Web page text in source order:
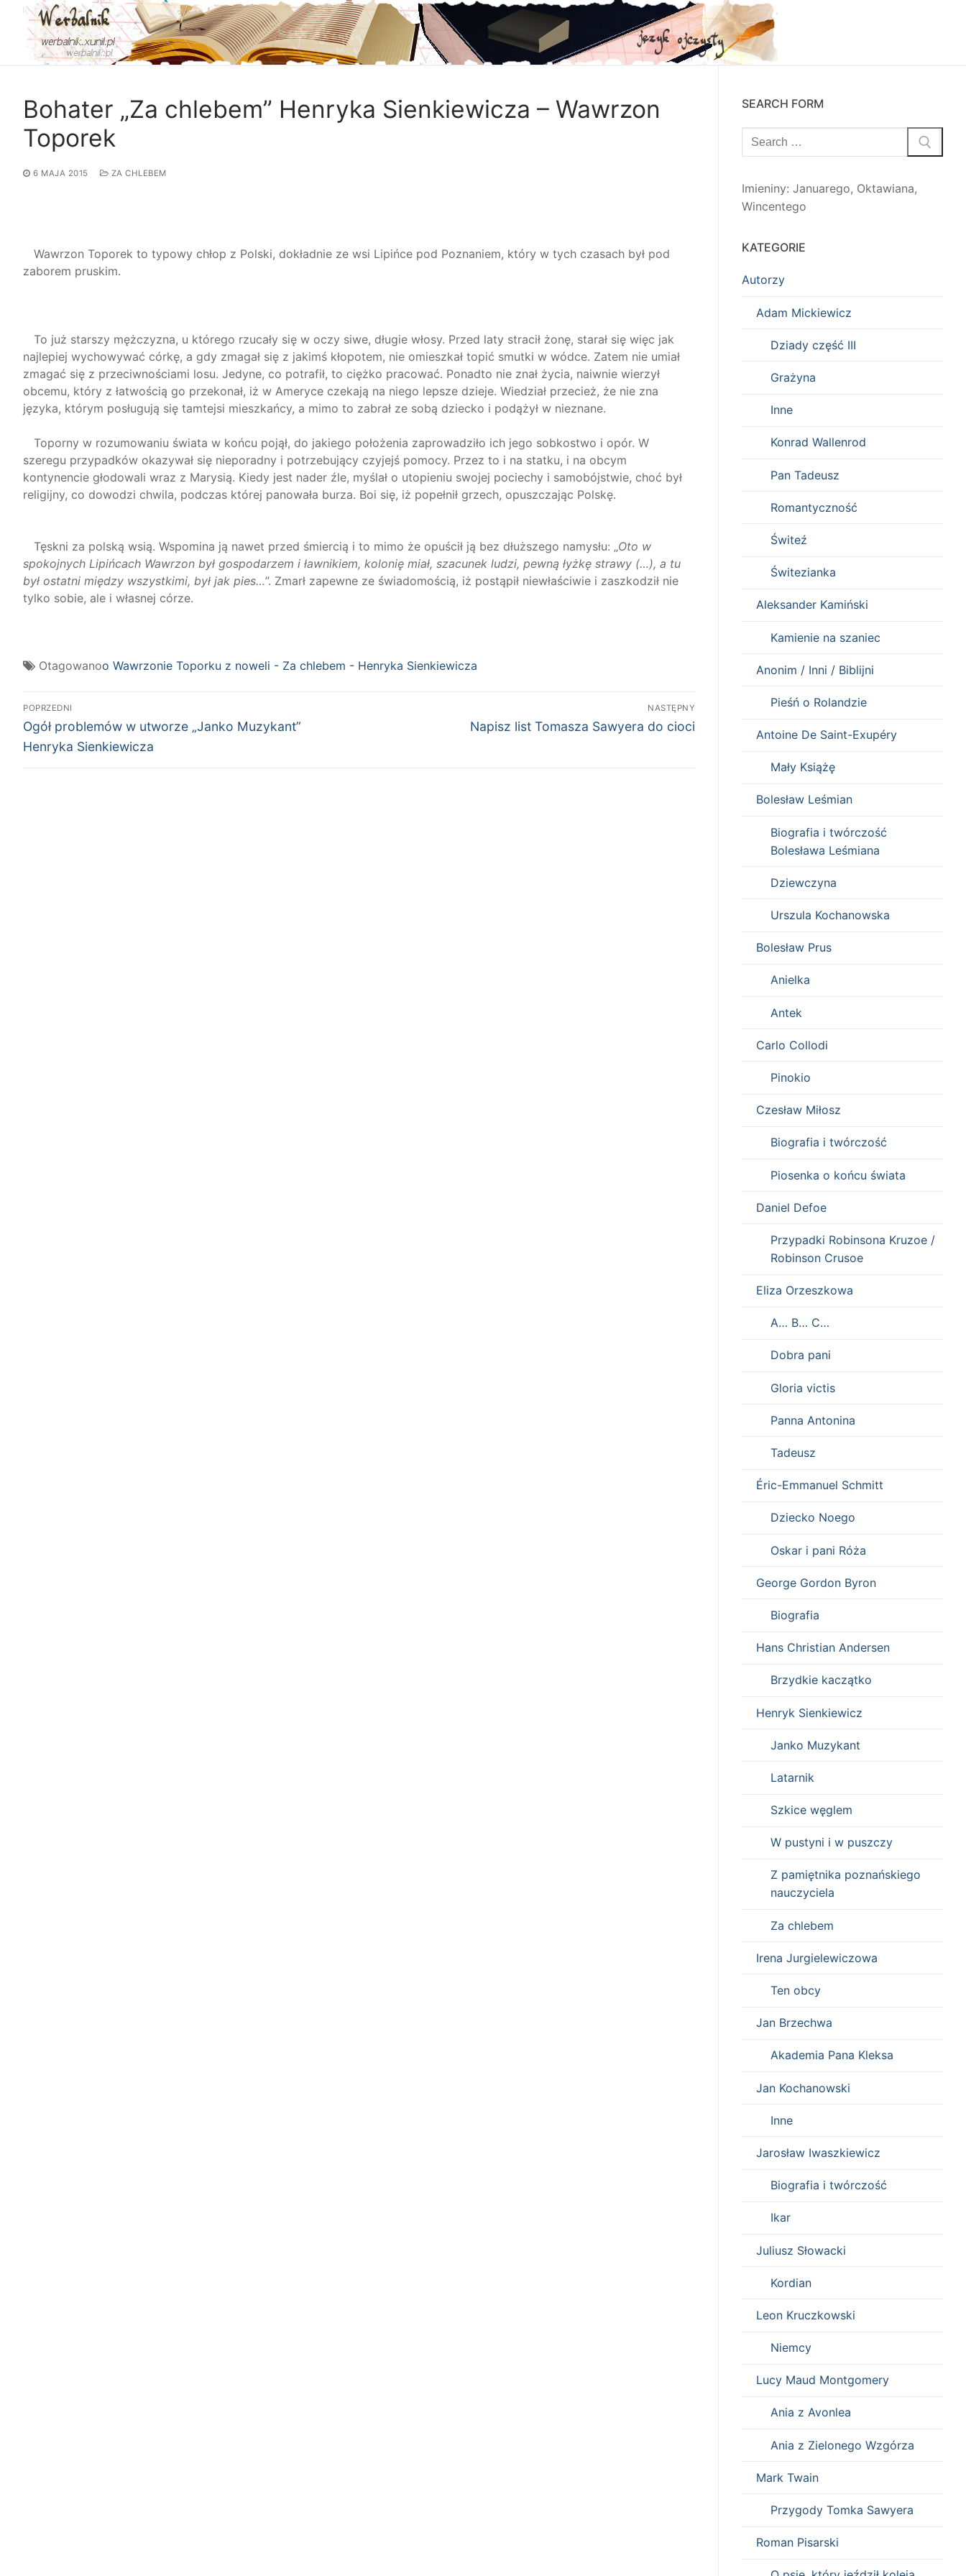
Przejdź
treści
Bohater „Za chlebem” Henryka Sienkiewicza – Wawrzon
Toporek
6 MAJA 2015 ZA CHLEBEM
Wawrzon Toporek to typowy chłop z Polski, dokładnie ze wsi Lipińce pod Poznaniem, który w tych czasach był pod
zaborem pruskim.
To już starszy mężczyzna, u którego rzucały się w oczy siwe, długie włosy. Przed laty stracił żonę, starał się więc jak
najlepiej wychowywać córkę, a gdy zmagał się z jakimś kłopotem, nie omieszkał topić smutki w wódce. Zatem nie umiał
zmagać się z przeciwnościami losu. Jedyne, co potrafił, to ciężko pracować. Ponadto nie znał życia, naiwnie wierzył
obcemu, który z łatwością go przekonał, iż w Ameryce czekają na niego lepsze dzieje. Wiedział przecież, że nie zna
języka, którym posługują się tamtejsi mieszkańcy, a mimo to zabrał ze sobą dziecko i podążył w nieznane.
Toporny w rozumowaniu świata w końcu pojął, do jakiego położenia zaprowadziło ich jego sobkostwo i opór. W
szeregu przypadków okazywał się nieporadny i potrzebujący czyjejś pomocy. Przez to i na statku, i na obcym
kontynencie głodowali wraz z Marysią. Kiedy jest nader źle, myślał o utopieniu swojej pociechy i samobójstwie, choć był
religijny, co dowodzi chwila, podczas której panowała burza. Boi się, iż popełnił grzech, opuszczając Polskę.
Tęskni za polską wsią. Wspomina ją nawet przed śmiercią i to mimo że opuścił ją bez dłuższego namysłu: „Oto w
spokojnych Lipińcach Wawrzon był gospodarzem i ławnikiem, kolonię miał, szacunek ludzi, pewną łyżkę strawy (…), a tu
był ostatni między wszystkimi, był jak pies…”. Zmarł zapewne ze świadomością, iż postąpił niewłaściwie i zaszkodził nie
tylko sobie, ale i własnej córze.
Otagowanoo Wawrzonie Toporku z noweli - Za chlebem - Henryka Sienkiewicza
Nawigacja
wpisu
POPRZEDNI
Poprzedni
wpis:
Ogół problemów w utworze „Janko Muzykant”
Henryka Sienkiewicza
NASTĘPNY
Następny
Napisz list Tomasza Sawyera do cioci
SEARCH FORM
Szukaj:
Imieniny: Januarego, Oktawiana,
Wincentego
KATEGORIE
Autorzy
Adam Mickiewicz
Dziady część III
Grażyna
Inne
Konrad Wallenrod
Pan Tadeusz
Romantyczność
Świteź
Świtezianka
Aleksander Kamiński
Kamienie na szaniec
Anonim / Inni / Biblijni
Pieśń o Rolandzie
Antoine De Saint-Exupéry
Mały Książę
Bolesław Leśmian
Biografia i twórczość
Bolesława Leśmiana
Dziewczyna
Urszula Kochanowska
Bolesław Prus
Anielka
Antek
Carlo Collodi
Pinokio
Czesław Miłosz
Biografia i twórczość
Piosenka o końcu świata
Daniel Defoe
Przypadki Robinsona Kruzoe /
Robinson Crusoe
Eliza Orzeszkowa
A… B… C…
Dobra pani
Gloria victis
Panna Antonina
Tadeusz
Éric-Emmanuel Schmitt
Dziecko Noego
Oskar i pani Róża
George Gordon Byron
Biografia
Hans Christian Andersen
Brzydkie kaczątko
Henryk Sienkiewicz
Janko Muzykant
Latarnik
Szkice węglem
W pustyni i w puszczy
Z pamiętnika poznańskiego
nauczyciela
Za chlebem
Irena Jurgielewiczowa
Ten obcy
Jan Brzechwa
Akademia Pana Kleksa
Jan Kochanowski
Inne
Jarosław Iwaszkiewicz
Biografia i twórczość
Ikar
Juliusz Słowacki
Kordian
Leon Kruczkowski
Niemcy
Lucy Maud Montgomery
Ania z Avonlea
Ania z Zielonego Wzgórza
Mark Twain
Przygody Tomka Sawyera
Roman Pisarski